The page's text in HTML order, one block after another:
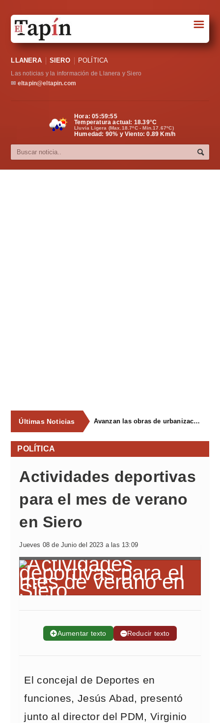
Sociedad
Política
Cultura
☰
LLANERA SIERO POLÍTICA
Las noticias y la información de Llanera y Siero
✉ eltapin@eltapin.com
Hora:05:59:55
Temperatura actual: 18.39°C
Lluvia Ligera (Max.18.7ºC - Min.17.67ºC)
Humedad: 90% y Viento: 0.89 Km/h
Últimas Noticias Avanzan las obras de urbanización del parque de La Reconquista, en los terrenos del antiguo matadero de Pola de Siero
POLÍTICA
Actividades deportivas
para el mes de verano
en Siero
Jueves 08 de Junio del 2023 a las 13:09
➕Aumentar texto ➖Reducir texto
El concejal de Deportes en
funciones, Jesús Abad, presentó
junto al director del PDM, Virginio